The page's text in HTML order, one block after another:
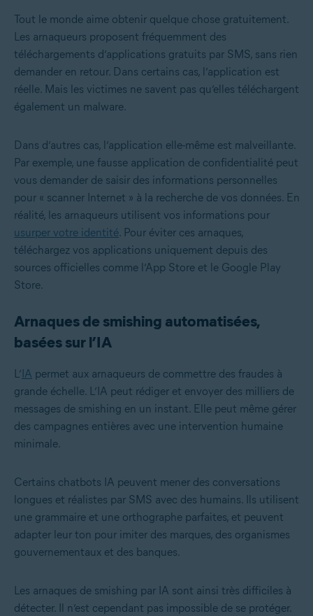
Tout le monde aime obtenir quelque chose gratuitement.
Les arnaqueurs proposent fréquemment des
téléchargements d’applications gratuits par SMS, sans rien
demander en retour. Dans certains cas, l’application est
réelle. Mais les victimes ne savent pas qu’elles téléchargent
également un malware.
Dans d’autres cas, l’application elle-même est malveillante.
Par exemple, une fausse application de confidentialité peut
vous demander de saisir des informations personnelles
pour « scanner Internet » à la recherche de vos données. En
réalité, les arnaqueurs utilisent vos informations pour
usurper votre identité. Pour éviter ces arnaques,
téléchargez vos applications uniquement depuis des
sources officielles comme l’App Store et le Google Play
Store.
Arnaques de smishing automatisées,
basées sur l’IA
L’ IA permet aux arnaqueurs de commettre des fraudes à
grande échelle. L’IA peut rédiger et envoyer des milliers de
messages de smishing en un instant. Elle peut même gérer
des campagnes entières avec une intervention humaine
minimale.
Certains chatbots IA peuvent mener des conversations
longues et réalistes par SMS avec des humains. Ils utilisent
une grammaire et une orthographe parfaites, et peuvent
adapter leur ton pour imiter des marques, des organismes
gouvernementaux et des banques.
Les arnaques de smishing par IA sont ainsi très difficiles à
détecter. Il n’est cependant pas impossible de se protéger.